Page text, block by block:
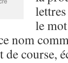
le
nom
course,